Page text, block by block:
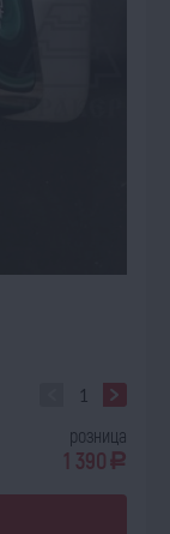
розница
1 390 a